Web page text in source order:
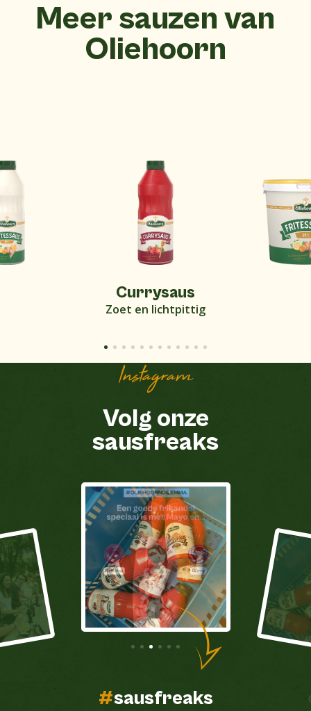
Meer sauzen van
Oliehoorn
Currysaus
Zoet en lichtpittig
Instagram
Volg onze
sausfreaks
#sausfreaks